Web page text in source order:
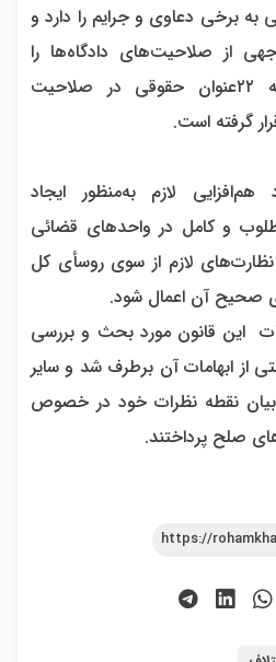
برخی دعاوی و جرایم را دارد و
از صلاحیت‌های دادگاه‌ها را
دربرمی‌‏گیرد به طوری که ۲۲عنوان حقوقی در صلاحیت
گرفته است.
لازم به‌منظور ایجاد
و کامل در واحد‌های قضائی
لازم از سوی روسأی کل
صحیح آن اعمال شود.
این قانون مورد بحث و بررسی
از ابهامات آن برطرف شد و سایر
نقطه نظرات خود در خصوص
صلح پرداختند.
https://